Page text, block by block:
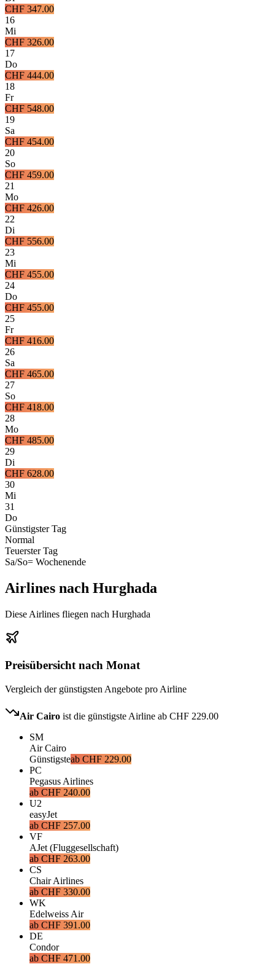
CHF 347.00
16
Mi
CHF 326.00
17
Do
CHF 444.00
18
Fr
CHF 548.00
19
Sa
CHF 454.00
20
So
CHF 459.00
21
Mo
CHF 426.00
22
Di
CHF 556.00
23
Mi
CHF 455.00
24
Do
CHF 455.00
25
Fr
CHF 416.00
26
Sa
CHF 465.00
27
So
CHF 418.00
28
Mo
CHF 485.00
29
Di
CHF 628.00
30
Mi
31
Do
Günstigster Tag
Normal
Teuerster Tag
Sa/So= Wochenende
Airlines nach Hurghada
Diese Airlines fliegen nach Hurghada
Preisübersicht nach Monat
Vergleich der günstigsten Angebote pro Airline
Air Cairo ist die günstigste Airline ab CHF 229.00
SM
Air Cairo
Günstigsteab CHF 229.00
PC
Pegasus Airlines
ab CHF 240.00
U2
easyJet
ab CHF 257.00
VF
AJet (Fluggesellschaft)
ab CHF 263.00
CS
Chair Airlines
ab CHF 330.00
WK
Edelweiss Air
ab CHF 391.00
DE
Condor
ab CHF 471.00